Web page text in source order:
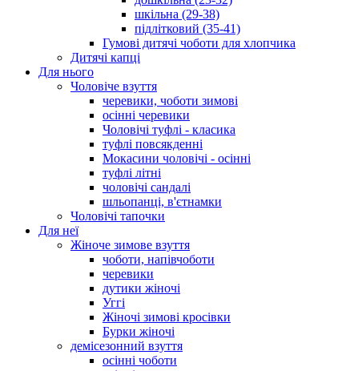
шкільна (29-38)
підлітковий (35-41)
Гумові дитячі чоботи для хлопчика
Дитячі капці
Для нього
Чоловіче взуття
черевики, чоботи зимові
осінні черевики
Чоловічі туфлі - класика
туфлі повсякденні
Мокасини чоловічі - осінні
туфлі літні
чоловічі сандалі
шльопанці, в'єтнамки
Чоловічі тапочки
Для неї
Жіноче зимове взуття
чоботи, напівчоботи
черевики
дутики жіночі
Уггі
Жіночі зимові кросівки
Бурки жіночі
демісезонний взуття
осінні чоботи